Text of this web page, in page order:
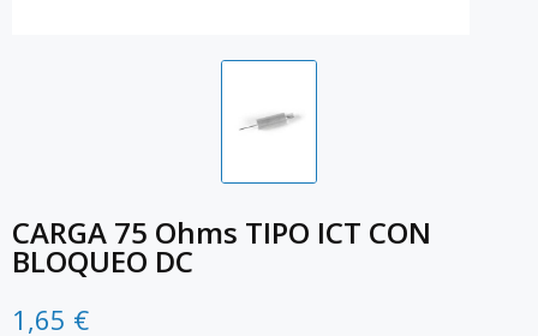
CARGA 75 Ohms TIPO ICT CON
BLOQUEO DC
1,65 €